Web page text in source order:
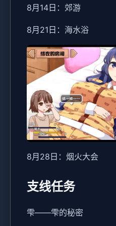
8月14日：郊游
8月21日：海水浴
8月28日：烟火大会
支线任务
雫——雫的秘密